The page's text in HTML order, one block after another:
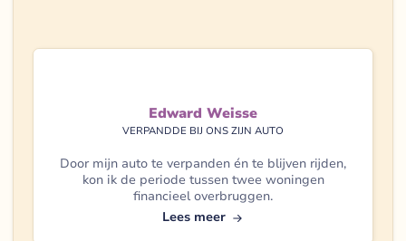
Edward Weisse
VERPANDDE BIJ ONS ZIJN AUTO
Door mijn auto te verpanden én te blijven rijden,
kon ik de periode tussen twee woningen
financieel overbruggen.
Lees meer